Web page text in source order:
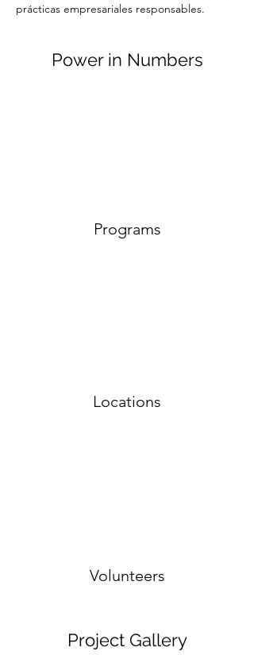
prácticas empresariales responsables.
Power in Numbers
Programs
Locations
Volunteers
Project Gallery